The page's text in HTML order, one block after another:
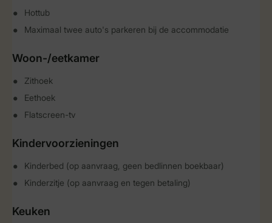
Hottub
Maximaal twee auto's parkeren bij de accommodatie
Woon-/eetkamer
Zithoek
Eethoek
Flatscreen-tv
Kindervoorzieningen
Kinderbed (op aanvraag, geen bedlinnen boekbaar)
Kinderzitje (op aanvraag en tegen betaling)
Keuken